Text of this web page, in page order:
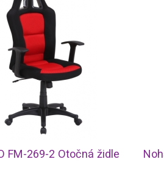
FM-269-2 Otočná židle